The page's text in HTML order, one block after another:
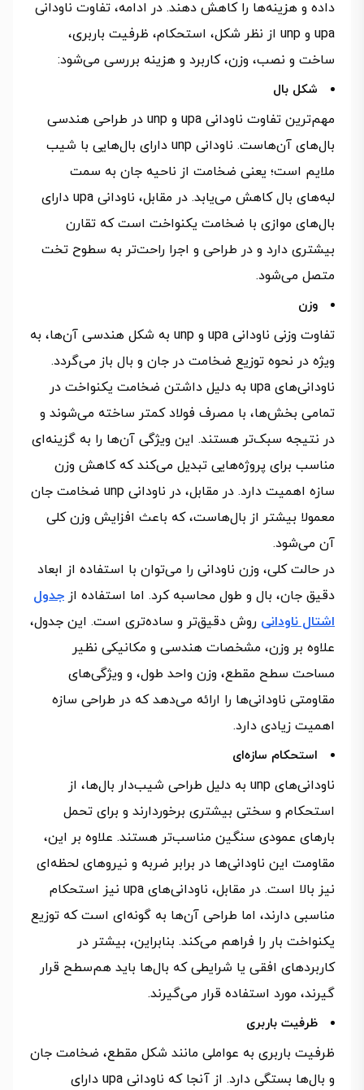
داده و هزینه‌ها را کاهش دهند. در ادامه، تفاوت ناودانی
upa و unp از نظر شکل، استحکام، ظرفیت باربری،
ساخت و نصب، وزن، کاربرد و هزینه بررسی می‌شود:
شکل بال
مهم‌ترین تفاوت ناودانی upa و unp در طراحی هندسی
بال‌های آن‌هاست. ناودانی unp دارای بال‌هایی با شیب
ملایم است؛ یعنی ضخامت از ناحیه جان به سمت
لبه‌های بال کاهش می‌یابد. در مقابل، ناودانی upa دارای
بال‌های موازی با ضخامت یکنواخت است که تقارن
بیشتری دارد و در طراحی و اجرا راحت‌تر به سطوح تخت
متصل می‌شود.
وزن
تفاوت وزنی ناودانی upa و unp به شکل هندسی آن‌ها، به
ویژه در نحوه توزیع ضخامت در جان و بال باز می‌گردد.
ناودانی‌های upa به دلیل داشتن ضخامت یکنواخت در
تمامی بخش‌ها، با مصرف فولاد کمتر ساخته می‌شوند و
در نتیجه سبک‌تر هستند. این ویژگی آن‌ها را به گزینه‌ای
مناسب برای پروژه‌هایی تبدیل می‌کند که کاهش وزن
سازه اهمیت دارد. در مقابل، در ناودانی unp ضخامت جان
معمولا بیشتر از بال‌هاست، که باعث افزایش وزن کلی
آن می‌شود.
در حالت کلی، وزن ناودانی را می‌توان با استفاده از ابعاد
دقیق جان، بال و طول محاسبه کرد. اما استفاده از جدول
اشتال ناودانی روش دقیق‌تر و ساده‌تری است. این جدول،
علاوه بر وزن، مشخصات هندسی و مکانیکی نظیر
مساحت سطح مقطع، وزن واحد طول، و ویژگی‌های
مقاومتی ناودانی‌ها را ارائه می‌دهد که در طراحی سازه
اهمیت زیادی دارد.
استحکام سازه‌ای
ناودانی‌های unp به دلیل طراحی شیب‌دار بال‌ها، از
استحکام و سختی بیشتری برخوردارند و برای تحمل
بارهای عمودی سنگین مناسب‌تر هستند. علاوه بر این،
مقاومت این ناودانی‌ها در برابر ضربه و نیروهای لحظه‌ای
نیز بالا است. در مقابل، ناودانی‌های upa نیز استحکام
مناسبی دارند، اما طراحی آن‌ها به گونه‌ای است که توزیع
یکنواخت بار را فراهم می‌کند. بنابراین، بیشتر در
کاربردهای افقی یا شرایطی که بال‌ها باید هم‌سطح قرار
گیرند، مورد استفاده قرار می‌گیرند.
ظرفیت باربری
ظرفیت باربری به عواملی مانند شکل مقطع، ضخامت جان
و بال‌ها بستگی دارد. از آنجا که ناودانی upa دارای